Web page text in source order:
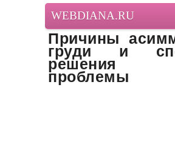
WEBDIANA.RU
Причины
груди и
решения
проблемы